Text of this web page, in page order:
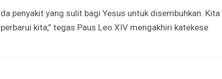
penyakit yang sulit bagi Yesus untuk disembuhkan. Kita
kita,” tegas Paus Leo XIV mengakhiri katekese